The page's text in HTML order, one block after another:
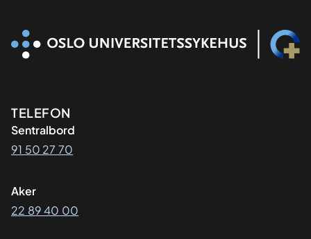
Kontaktinformasjon
TELEFON
Sentralbord
91 50 27 70
Aker
22 89 40 00